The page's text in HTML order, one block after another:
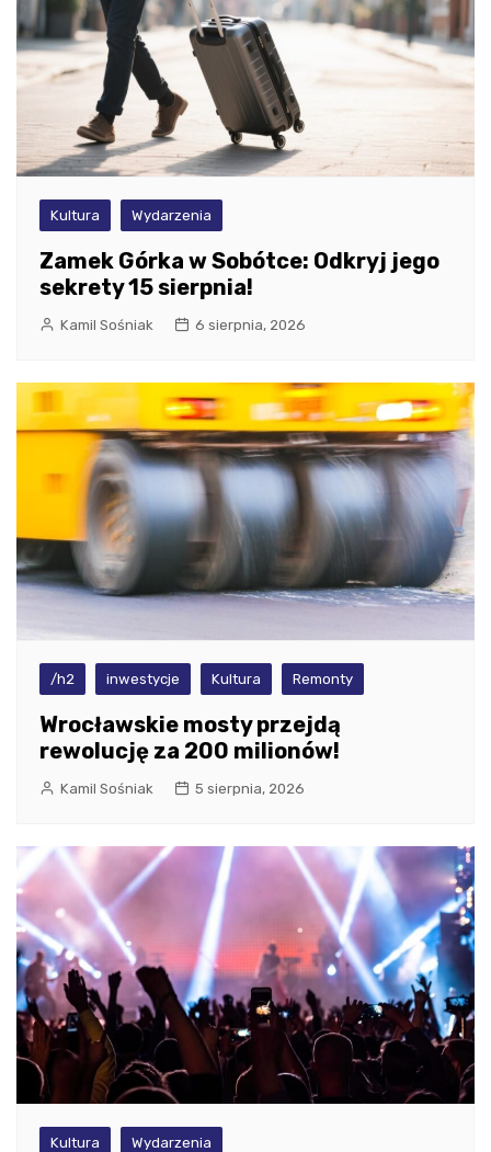
Kultura Wydarzenia
Zamek Górka w Sobótce: Odkryj jego
sekrety 15 sierpnia!
Kamil Sośniak 6 sierpnia, 2026
/h2 inwestycje Kultura Remonty
Wrocławskie mosty przejdą
rewolucję za 200 milionów!
Kamil Sośniak 5 sierpnia, 2026
Kultura Wydarzenia